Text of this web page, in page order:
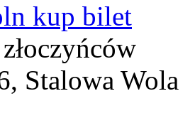
kup bilet
Stalowa Wola